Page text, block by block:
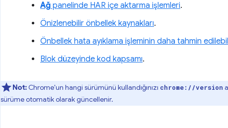
Ağ panelinde HAR içe aktarma işlemleri.
Önizlenebilir önbellek kaynakları.
Önbellek hata ayıklama işleminin daha tahmin
Blok düzeyinde kod kapsamı.
Not: Chrome'un hangi sürümünü kullandığınızı chrome://version
sürüme otomatik olarak güncellenir.